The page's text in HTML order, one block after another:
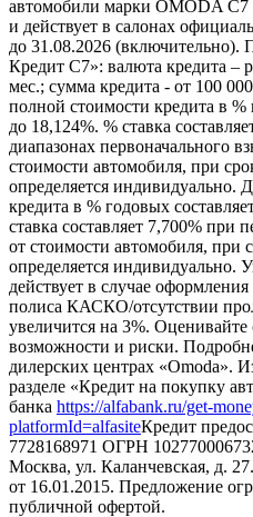
автомобили марки OMODA C7
и действует в салонах
до 31.08.2026 (включительно).
Кредит C7»: валюта кредита –
мес.; сумма кредита - от 100
полной стоимости кредита в %
до 18,124%. % ставка
диапазонах первоначального
стоимости автомобиля, при
определяется индивидуально.
кредита в % годовых
ставка составляет 7,700% при
от стоимости автомобиля, при
определяется индивидуально.
действует в случае
полиса КАСКО/отсутствии
увеличится на 3%.
возможности и риски.
дилерских центрах «Omoda».
разделе «Кредит на покупку
банка https://alfabank.ru/get-
platformId=alfasiteКредит
7728168971 ОГРН
Москва, ул. Каланчевская, д.
от 16.01.2015. Предложение
публичной офертой.